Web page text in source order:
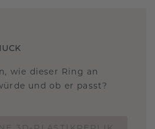
wie dieser Ring an
und ob er passt?